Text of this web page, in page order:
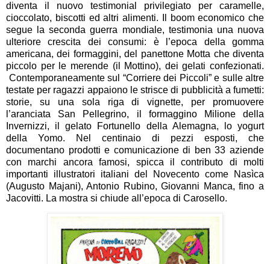
diventa il nuovo testimonial privilegiato
per caramelle,
cioccolato, biscotti ed altri alimenti. Il boom economico che
segue la seconda guerra mondiale, testimonia una nuova
ulteriore crescita dei consumi: è l’epoca della gomma
americana, dei formaggini, del panettone Motta che diventa
piccolo per le merende (il Mottino), dei gelati confezionati.
Contemporaneamente sul “Corriere dei Piccoli” e sulle altre
testate per ragazzi appaiono lestrisce di pubblicità a fumetti:
storie, su una sola riga di vignette, per promuovere
l’aranciata San Pellegrino, il formaggino Milione della
Invernizzi, il gelato Fortunello della Alemagna, lo yogurt
della Yomo. Nel centinaio di pezzi esposti, che
documentano prodotti e comunicazione di ben 33 aziende
con marchi ancora famosi, spicca il contributo di molti
importanti illustratori italiani del Novecento come
Nasìca
(Augusto Majani), Antonio Rubino, Giovanni Manca, fino a
Jacovitti. La mostra si chiude all’epoca di Carosello.